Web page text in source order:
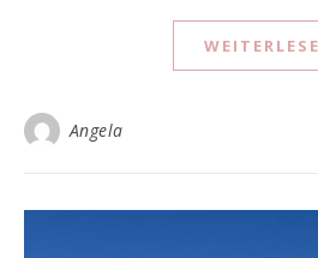
Angela